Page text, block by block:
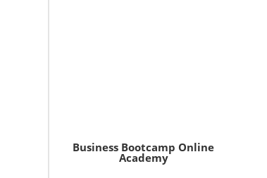
Business Bootcamp Online
Academy